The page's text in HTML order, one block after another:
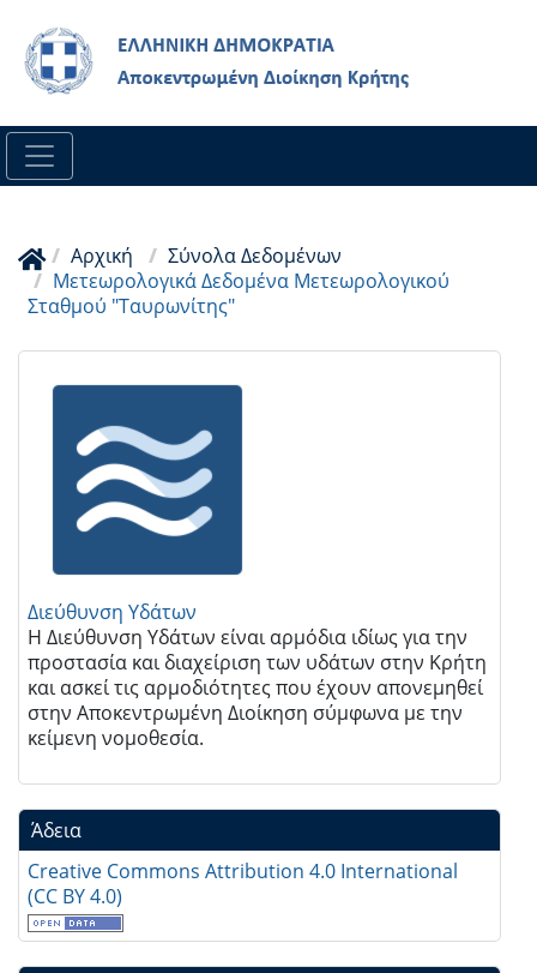
main
content
Αρχική
Σύνολα Δεδομένων
Μετεωρολογικά Δεδομένα Μετεωρολογικού
Σταθμού "Ταυρωνίτης"
Διεύθυνση Υδάτων
Η Διεύθυνση Υδάτων είναι αρμόδια ιδίως για την
προστασία και διαχείριση των υδάτων στην Κρήτη
και ασκεί τις αρμοδιότητες που έχουν απονεμηθεί
στην Αποκεντρωμένη Διοίκηση σύμφωνα με την
κείμενη νομοθεσία.
Άδεια
Creative Commons Attribution 4.0 International
(CC BY 4.0)